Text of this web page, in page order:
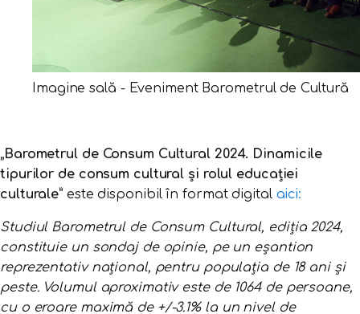
Imagine sală - Eveniment Barometrul de Cultură
„Barometrul de Consum Cultural 2024. Dinamicile
tipurilor de consum cultural și rolul educației
culturale” este disponibil în format digital aici:
Studiul Barometrul de Consum Cultural, ediția 2024,
constituie un sondaj de opinie, pe un eșantion
reprezentativ național, pentru populația de 18 ani și
peste. Volumul aproximativ este de 1064 de persoane,
cu o eroare maximă de +/-3.1% la un nivel de